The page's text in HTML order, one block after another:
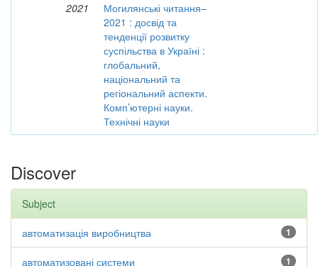
2021
Могилянські читання–
2021 : досвід та
тенденції розвитку
суспільства в Україні :
глобальний,
національний та
регіональний аспекти.
Комп’ютерні науки.
Технічні науки
Discover
Subject
1
автоматизація виробництва
1
автоматизовані системи